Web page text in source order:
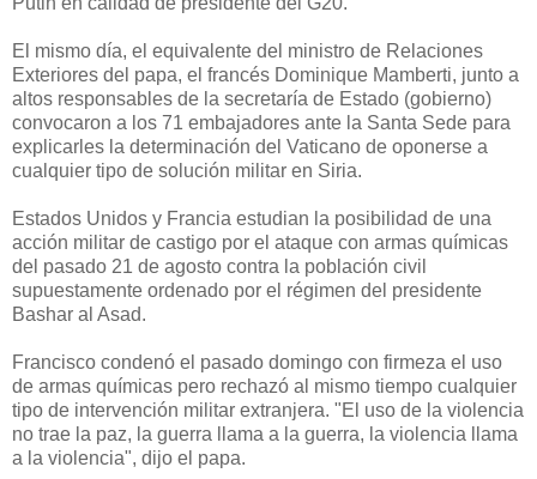
El mismo día, el equivalente del ministro de Relaciones
Exteriores del papa, el francés Dominique Mamberti, junto a
altos responsables de la secretaría de Estado (gobierno)
convocaron a los 71 embajadores ante la Santa Sede para
explicarles la determinación del Vaticano de oponerse a
cualquier tipo de solución militar en Siria.
Estados Unidos y Francia estudian la posibilidad de una
acción militar de castigo por el ataque con armas químicas
del pasado 21 de agosto contra la población civil
supuestamente ordenado por el régimen del presidente
Bashar al Asad.
Francisco condenó el pasado domingo con firmeza el uso
de armas químicas pero rechazó al mismo tiempo cualquier
tipo de intervención militar extranjera. "El uso de la violencia
no trae la paz, la guerra llama a la guerra, la violencia llama
a la violencia", dijo el papa.